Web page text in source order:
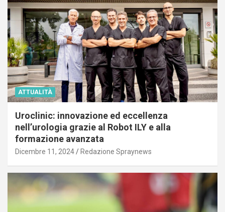
ATTUALITÀ
Uroclinic: innovazione ed eccellenza
nell’urologia grazie al Robot ILY e alla
formazione avanzata
Dicembre 11, 2024 Redazione Spraynews